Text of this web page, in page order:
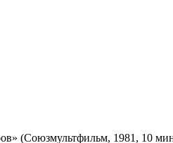
(Союзмультфильм, 1981, 10